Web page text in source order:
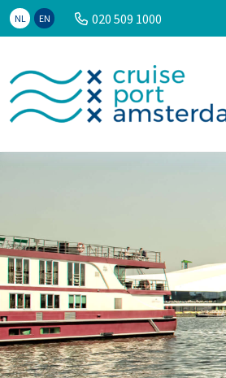
NL EN 020 509 1000